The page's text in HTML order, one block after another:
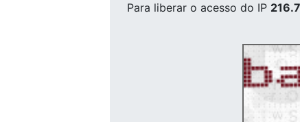
Para liberar o acesso do IP